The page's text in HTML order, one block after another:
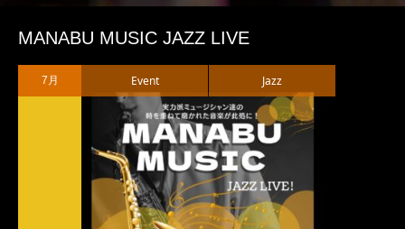
MANABU MUSIC JAZZ LIVE
7月 Event Jazz